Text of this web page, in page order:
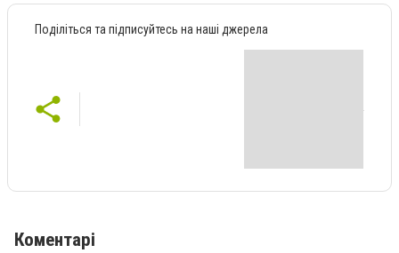
Поділіться та підписуйтесь на наші джерела
Коментарі